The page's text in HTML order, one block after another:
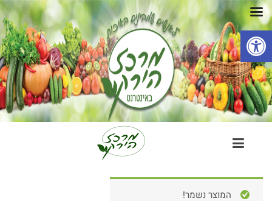
פתח סרגל נגישות
המוצר נשמר!